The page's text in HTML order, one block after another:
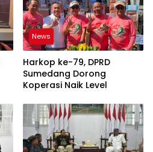
News
Harkop ke-79, DPRD
Sumedang Dorong
Koperasi Naik Level